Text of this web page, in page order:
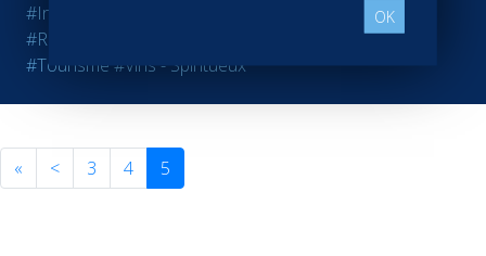
#Industrie
#Ressources Humaines
#Sport
#Tourisme#Vins - Spiritueux
« < 3 4 5
OK